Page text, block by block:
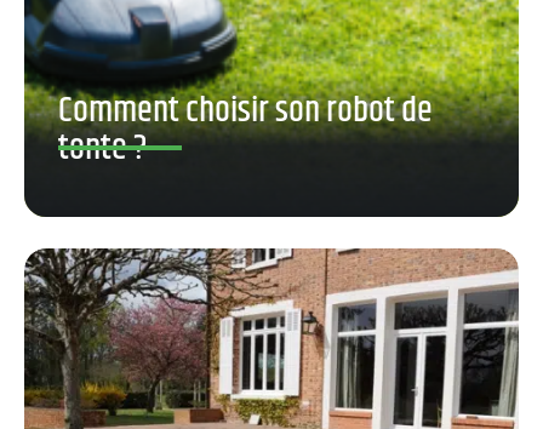
Comment choisir son robot de
tonte ?